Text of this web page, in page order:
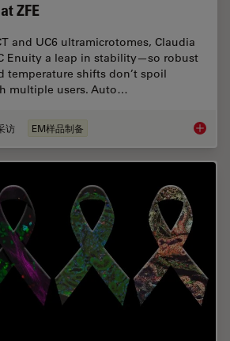
ZFE
and UC6 ultramicrotomes, Claudia
Enuity a leap in stability—so robust
temperature shifts don’t spoil
multiple users. Auto…
访 EM样品制备